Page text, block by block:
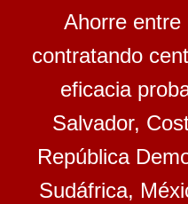
Ahorre entre
contratando
eficacia
Salvador,
República
Sudáfrica,